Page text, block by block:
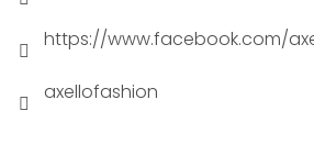
https://www.facebook.com/
axellofashion